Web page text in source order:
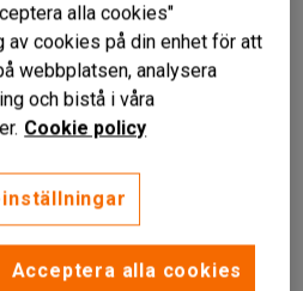
alla cookies"
av cookies på din enhet för att
webbplatsen, analysera
och bistå i våra
Cookie policy
Acceptera alla cookies